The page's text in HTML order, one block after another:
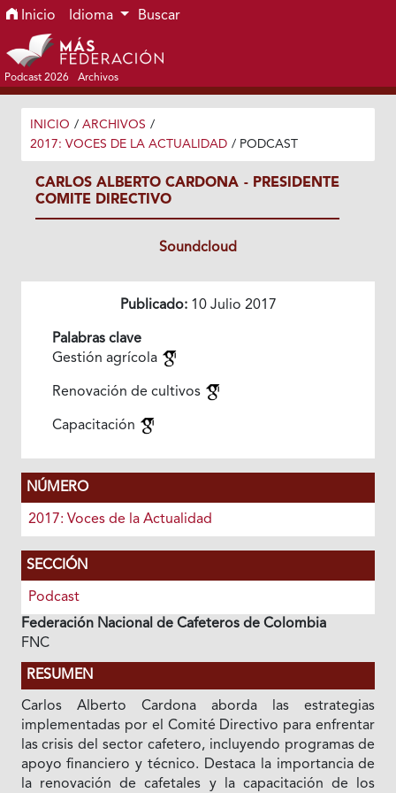
Ir al menú de navegación principal
Ir al contenido principal
Ir al pie de página del sitio
Inicio Idioma Buscar
Podcast 2026 Archivos
INICIO / ARCHIVOS /
2017: VOCES DE LA ACTUALIDAD / PODCAST
CARLOS ALBERTO CARDONA - PRESIDENTE
COMITE DIRECTIVO
Soundcloud
Publicado:10 Julio 2017
Palabras clave
Gestión agrícola
Renovación de cultivos
Capacitación
NÚMERO
2017: Voces de la Actualidad
SECCIÓN
Podcast
Federación Nacional de Cafeteros de Colombia
FNC
RESUMEN
Carlos Alberto Cardona aborda las estrategias
implementadas por el Comité Directivo para enfrentar
las crisis del sector cafetero, incluyendo programas de
apoyo financiero y técnico. Destaca la importancia de
la renovación de cafetales y la capacitación de los